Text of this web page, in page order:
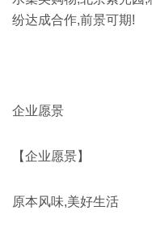
纷达成合作,前景可期!
企业愿景
【企业愿景】
原本风味,美好生活